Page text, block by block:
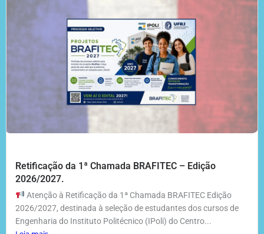
Retificação da 1ª Chamada BRAFITEC – Edição
2026/2027.
Atenção à Retificação da 1ª Chamada BRAFITEC Edição
2026/2027, destinada à seleção de estudantes dos cursos de
Engenharia do Instituto Politécnico (IPoli) do Centro...